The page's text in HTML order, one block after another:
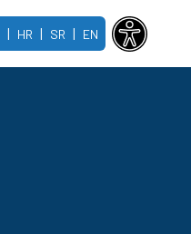
| HR | SR | EN